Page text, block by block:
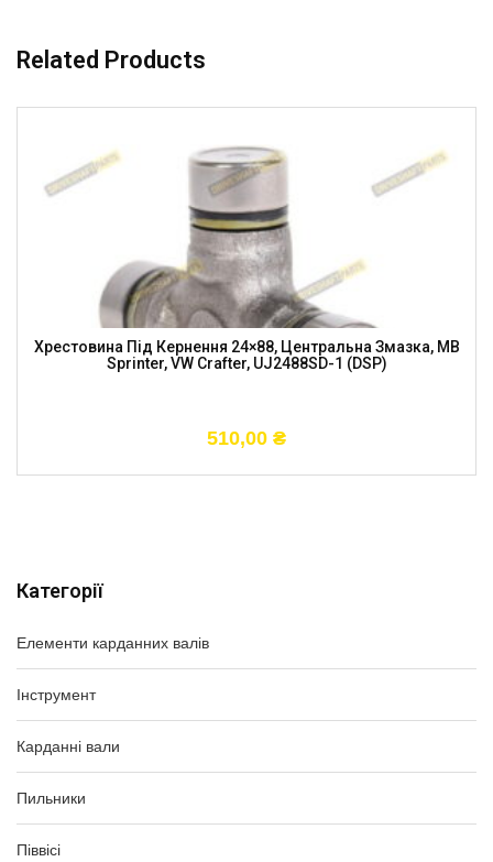
Категорії
Елементи карданних валів
Інструмент
Карданні вали
Пильники
Піввісі
Related Products
Хрестовина Під Кернення 24×88, Центральна Змазка, MB
Sprinter, VW Crafter, UJ2488SD-1 (DSP)
510,00 ₴